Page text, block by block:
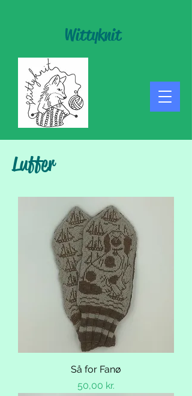
Wittyknit
Luffer
Så for Fanø
Pris
50,00 kr.